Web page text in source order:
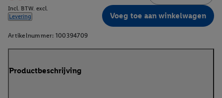
Incl. BTW. excl.
Levering
Voeg toe aan winkelwagen
Artikelnummer: 100394709
Productbeschrijving